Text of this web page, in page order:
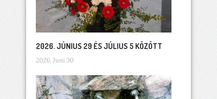
2026. JÚNIUS 29 ÉS JÚLIUS 5 KÖZÖTT
2026. Juni 30